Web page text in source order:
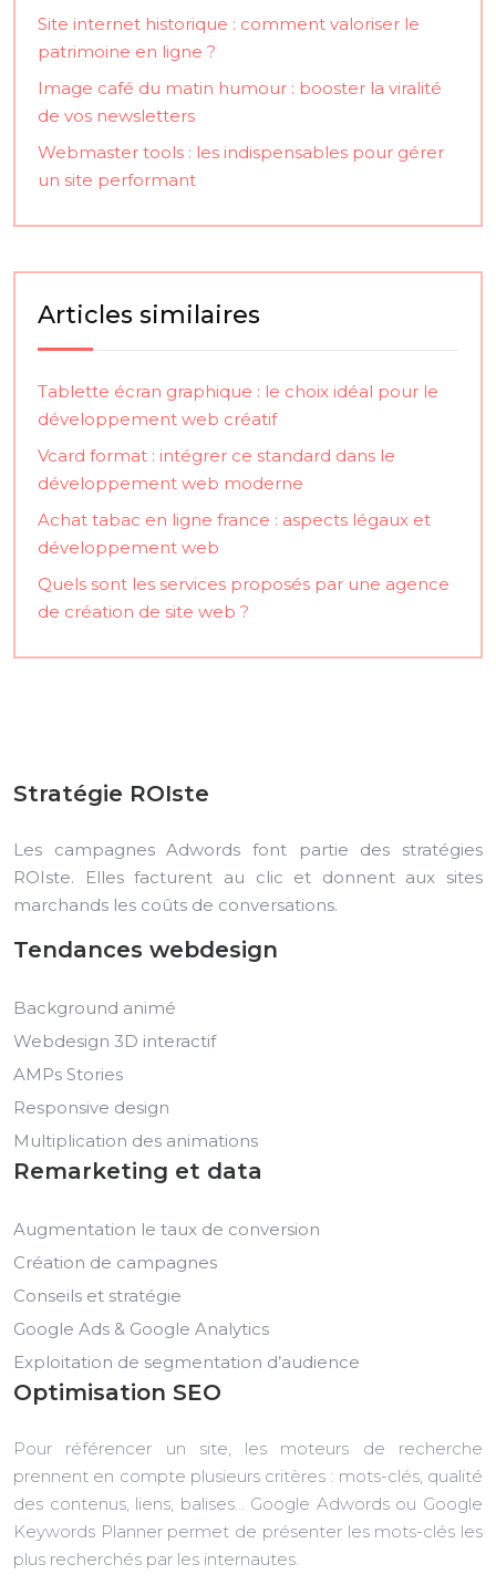
Site internet historique : comment valoriser le
patrimoine en ligne ?
Image café du matin humour : booster la viralité
de vos newsletters
Webmaster tools : les indispensables pour gérer
un site performant
Articles similaires
Tablette écran graphique : le choix idéal pour le
développement web créatif
Vcard format : intégrer ce standard dans le
développement web moderne
Achat tabac en ligne france : aspects légaux et
développement web
Quels sont les services proposés par une agence
de création de site web ?
Stratégie ROIste
Les campagnes Adwords font partie des stratégies
ROIste. Elles facturent au clic et donnent aux sites
marchands les coûts de conversations.
Tendances webdesign
Background animé
Webdesign 3D interactif
AMPs Stories
Responsive design
Multiplication des animations
Remarketing et data
Augmentation le taux de conversion
Création de campagnes
Conseils et stratégie
Google Ads & Google Analytics
Exploitation de segmentation d’audience
Optimisation SEO
Pour référencer un site, les moteurs de recherche
prennent en compte plusieurs critères : mots-clés, qualité
des contenus, liens, balises… Google Adwords ou Google
Keywords Planner permet de présenter les mots-clés les
plus recherchés par les internautes.